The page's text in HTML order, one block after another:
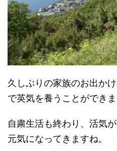
久しぶりの家族のお出か
で英気を養うことができま
自粛生活も終わり、活気
元気になってきますね。